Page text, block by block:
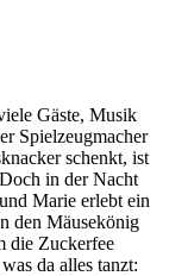
Gäste, Musik
Spielzeugmacher
schenkt, ist
in der Nacht
Marie erlebt ein
den Mäusekönig
die Zuckerfee
da alles tanzt: